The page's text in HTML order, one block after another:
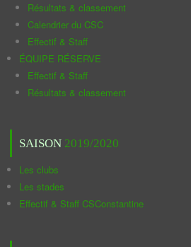
Résultats & classement
Calendrier du CSC
Effectif & Staff
ÉQUIPE RÉSERVE
Effectif & Staff
Résultats & classement
SAISON 2019/2020
Les clubs
Les stades
Effectif & Staff CSConstantine